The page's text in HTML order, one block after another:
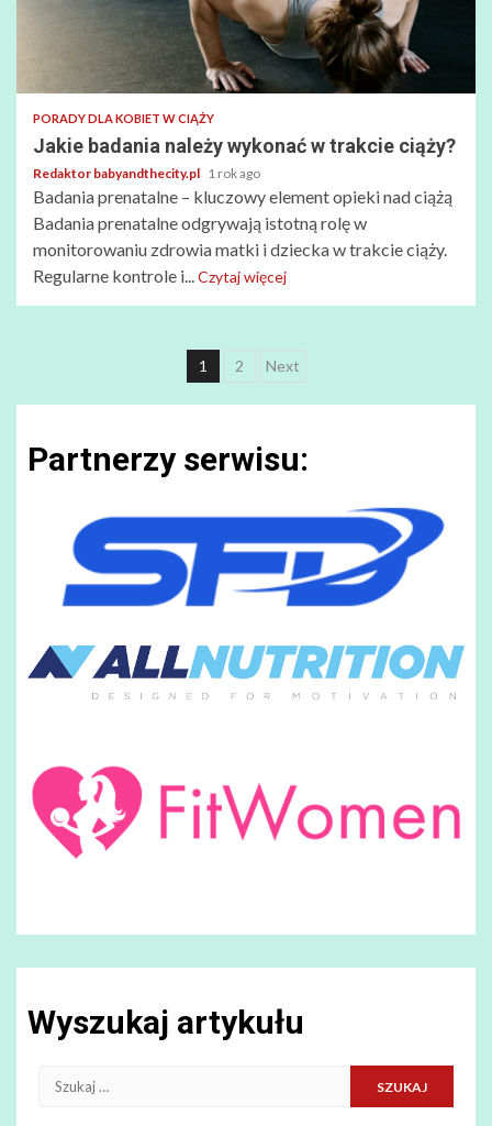
PORADY DLA KOBIET W CIĄŻY
Jakie badania należy wykonać w trakcie ciąży?
Redaktor babyandthecity.pl 1 rok ago
Badania prenatalne – kluczowy element opieki nad ciążą
Badania prenatalne odgrywają istotną rolę w
monitorowaniu zdrowia matki i dziecka w trakcie ciąży.
Regularne kontrole i...Czytaj więcej
Nawigacja
po
wpisach
1 2 Next
Partnerzy serwisu:
Wyszukaj artykułu
Szukaj: